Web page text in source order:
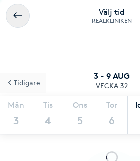
Välj tid
REALKLINIKEN
3 - 9 AUG
VECKA 32
Mån
3
Tis
4
Ons
5
Tor
6
Tidigare